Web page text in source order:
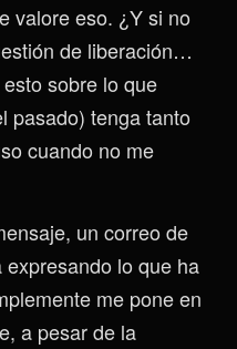
valore eso. ¿Y si no
de liberación…
sobre lo que
pasado) tenga tanto
cuando no me
un correo de
lo que ha
me pone en
a pesar de la